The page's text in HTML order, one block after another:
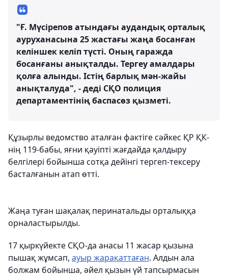
"Ғ. Мүсірепов атындағы аудандық орталық
ауруханасына 25 жастағы жаңа босанған
келіншек келіп түсті. Оның гаражда
босанғаны анықталды. Тергеу амалдары
қолға алынды. Істің барлық мән-жайы
анықталуда", - деді СҚО полиция
департаментінің баспасөз қызметі.
Құзырлы ведомство аталған фактіге сәйкес ҚР ҚК-
нің 119-бабы, яғни қауіпті жағдайда қалдыру
белгілері бойынша сотқа дейінгі тергеп-тексеру
басталғанын атап өтті.
Жаңа туған шақалақ перинатальды орталыққа
орналастырылды.
17 қыркүйекте СҚО-да анасы 11 жасар қызына
пышақ жұмсап, ауыр жарақаттаған. Алдын ала
болжам бойынша, әйел қызын үй тапсырмасын